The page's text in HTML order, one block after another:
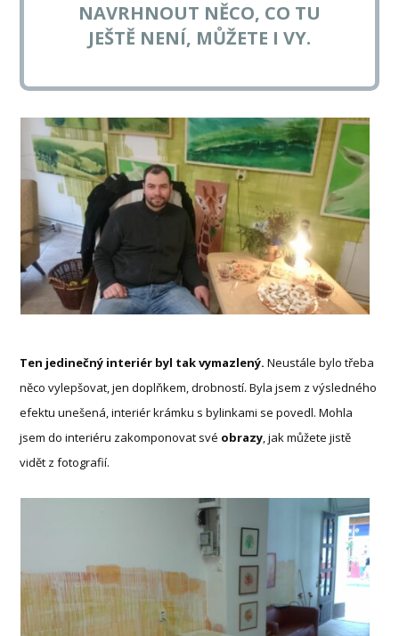
NAVRHNOUT NĚCO, CO TU
JEŠTĚ NENÍ, MŮŽETE I VY.
Ten jedinečný interiér byl tak vymazlený. Neustále bylo třeba
něco vylepšovat, jen doplňkem, drobností. Byla jsem z výsledného
efektu unešená, interiér krámku s bylinkami se povedl. Mohla
jsem do interiéru zakomponovat své obrazy, jak můžete jistě
vidět z fotografií.